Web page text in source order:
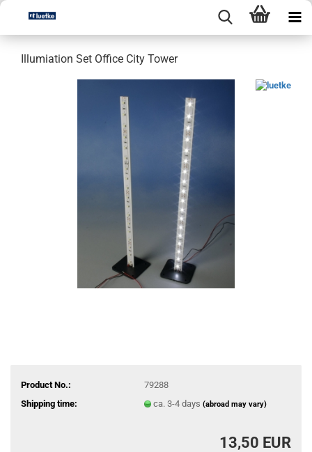
Illumiation Set Office City Tower
Product No.:
79288
Shipping time:
ca. 3-4 days (abroad may vary)
13,50 EUR